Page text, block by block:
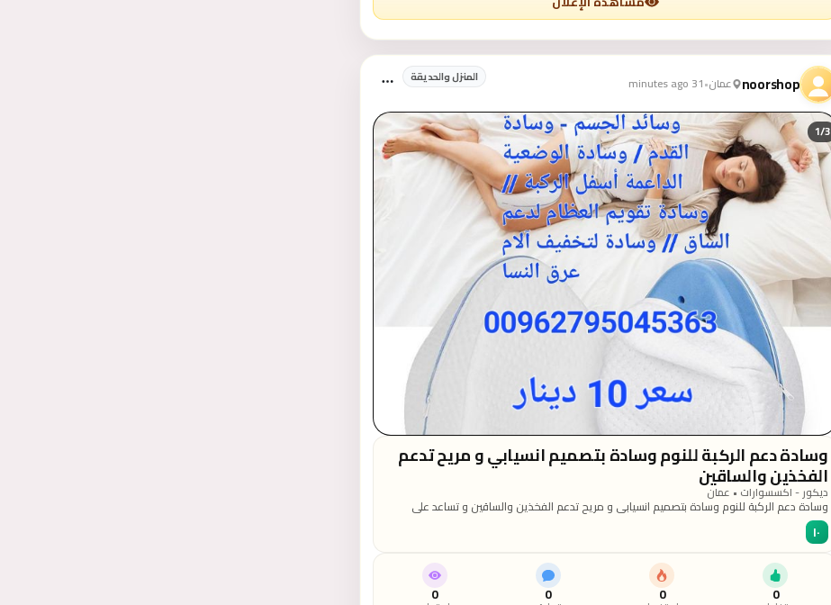
noorshop عمان•
31 minutes ago المنزل والحديقة
1/3
وسادة دعم الركبة للنوم وسادة بتصميم انسيابي و مريح تدعم
الفخذين والساقين
ديكور - اكسسوارات • عمان
وسادة دعم الركبة للنوم وسادة بتصميم انسيابي و مريح تدعم الفخذين والساقين و تساعد على
تصحيح و ضعية الجسم أثناء للنوم مصنوعة من الاسفنج الناعم و قماش كما ان الغطاء يوجد به
00962795045363 00962785031655
١٠
0
0
0
0